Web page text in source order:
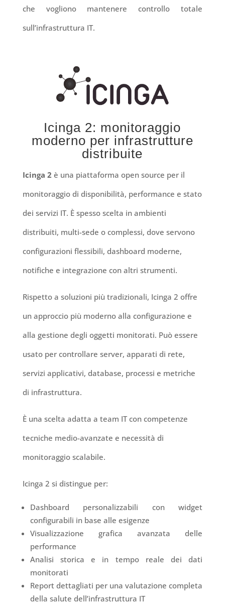
che vogliono mantenere controllo totale
sull’infrastruttura IT.
Icinga 2: monitoraggio
moderno per infrastrutture
distribuite
Icinga 2 è una piattaforma open source per il
monitoraggio di disponibilità, performance e stato
dei servizi IT. È spesso scelta in ambienti
distribuiti, multi-sede o complessi, dove servono
configurazioni flessibili, dashboard moderne,
notifiche e integrazione con altri strumenti.
Rispetto a soluzioni più tradizionali, Icinga 2 offre
un approccio più moderno alla configurazione e
alla gestione degli oggetti monitorati. Può essere
usato per controllare server, apparati di rete,
servizi applicativi, database, processi e metriche
di infrastruttura.
È una scelta adatta a team IT con competenze
tecniche medio-avanzate e necessità di
monitoraggio scalabile.
Icinga 2 si distingue per:
Dashboard personalizzabili con widget
configurabili in base alle esigenze
Visualizzazione grafica avanzata delle
performance
Analisi storica e in tempo reale dei dati
monitorati
Report dettagliati per una valutazione completa
della salute dell’infrastruttura IT